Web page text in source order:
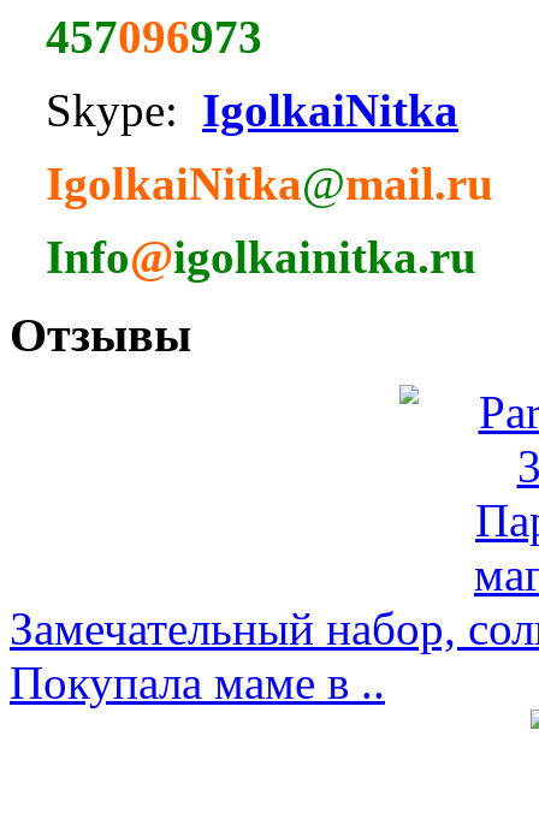
457096973
Skype: IgolkaiNitka
IgolkaiNitka@mail.ru
Info@igolkainitka.ru
Отзывы
Замечательный набор,
Покупала маме в ..